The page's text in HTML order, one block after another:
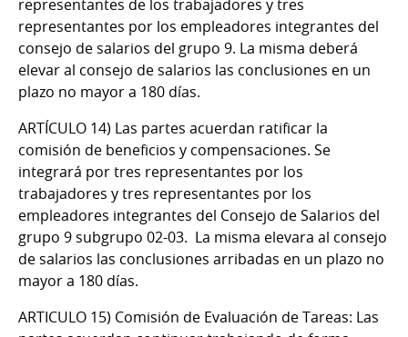
representantes de los trabajadores y tres
representantes por los empleadores integrantes del
consejo de salarios del grupo 9. La misma deberá
elevar al consejo de salarios las conclusiones en un
plazo no mayor a 180 días.
ARTÍCULO 14) Las partes acuerdan ratificar la
comisión de beneficios y compensaciones. Se
integrará por tres representantes por los
trabajadores y tres representantes por los
empleadores integrantes del Consejo de Salarios del
grupo 9 subgrupo 02-03. La misma elevara al consejo
de salarios las conclusiones arribadas en un plazo no
mayor a 180 días.
ARTICULO 15) Comisión de Evaluación de Tareas: Las